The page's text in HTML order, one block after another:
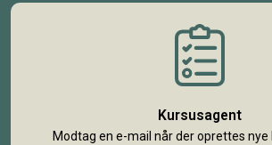
Kursusagent
Modtag en e-mail når der oprettes